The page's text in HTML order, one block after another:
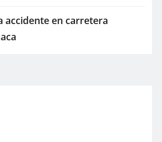
accidente en carretera